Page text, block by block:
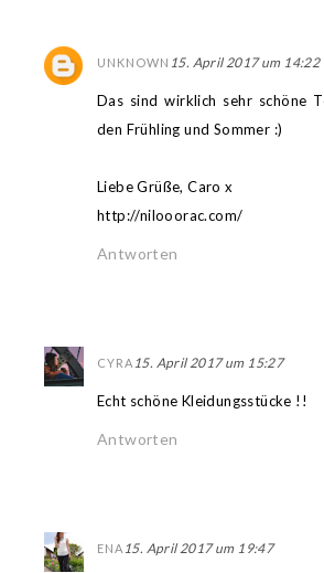
UNKNOWN 15. April 2017 um 14:22
Das sind wirklich sehr schöne
den Frühling und Sommer :)
Liebe Grüße, Caro x
http://nilooorac.com/
Antworten
CYRA15. April 2017 um 15:27
Echt schöne Kleidungsstücke !!
Antworten
ENA15. April 2017 um 19:47